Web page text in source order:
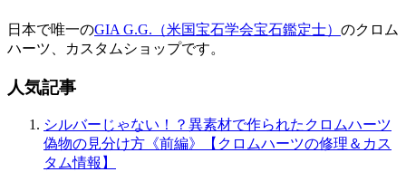
日本で唯一のGIA G.G.（米国宝石学会宝石鑑定士） のクロム
ハーツ、カスタムショップです。
人気記事
シルバーじゃない！？異素材で作られたクロムハーツ
偽物の見分け方《前編》【クロムハーツの修理＆カス
タム情報】